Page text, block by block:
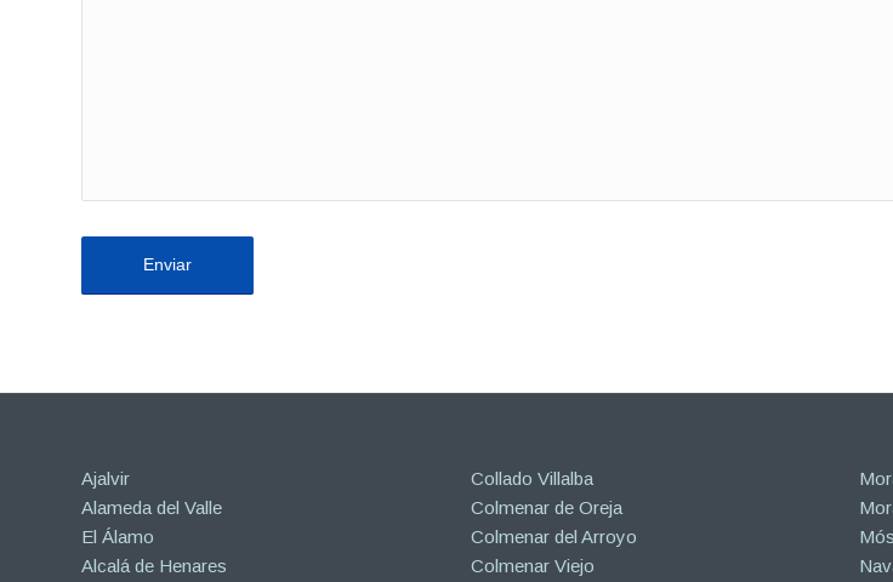
Ajalvir
Alameda del Valle
El Álamo
Alcalá de Henares
Collado Villalba
Colmenar de Oreja
Colmenar del Arroyo
Colmenar Viejo